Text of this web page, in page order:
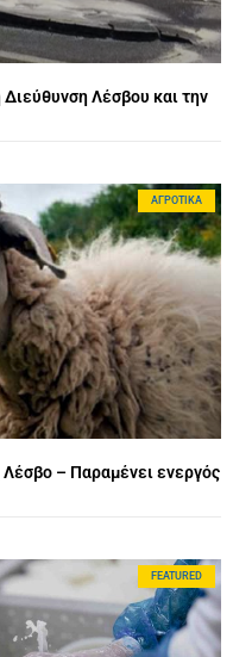
Λέσβου και την
ΑΓΡΟΤΙΚΆ
– Παραμένει ενεργός
FEATURED